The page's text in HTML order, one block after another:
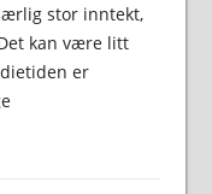
stor inntekt,
kan være litt
er